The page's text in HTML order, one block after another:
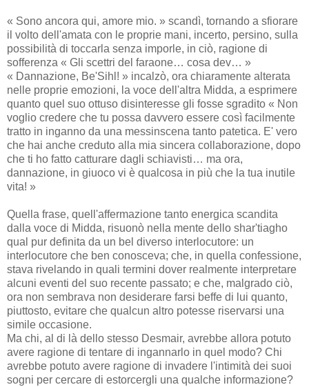
« Sono ancora qui, amore mio. » scandì, tornando a sfiorare
il volto dell'amata con le proprie mani, incerto, persino, sulla
possibilità di toccarla senza imporle, in ciò, ragione di
sofferenza « Gli scettri del faraone… cosa dev… »
« Dannazione, Be'Sihl! » incalzò, ora chiaramente alterata
nelle proprie emozioni, la voce dell'altra Midda, a esprimere
quanto quel suo ottuso disinteresse gli fosse sgradito « Non
voglio credere che tu possa davvero essere così facilmente
tratto in inganno da una messinscena tanto patetica. E' vero
che hai anche creduto alla mia sincera collaborazione, dopo
che ti ho fatto catturare dagli schiavisti… ma ora,
dannazione, in giuoco vi è qualcosa in più che la tua inutile
vita! »
Quella frase, quell'affermazione tanto energica scandita
dalla voce di Midda, risuonò nella mente dello shar'tiagho
qual pur definita da un bel diverso interlocutore: un
interlocutore che ben conosceva; che, in quella confessione,
stava rivelando in quali termini dover realmente interpretare
alcuni eventi del suo recente passato; e che, malgrado ciò,
ora non sembrava non desiderare farsi beffe di lui quanto,
piuttosto, evitare che qualcun altro potesse riservarsi una
simile occasione.
Ma chi, al di là dello stesso Desmair, avrebbe allora potuto
avere ragione di tentare di ingannarlo in quel modo? Chi
avrebbe potuto avere ragione di invadere l'intimità dei suoi
sogni per cercare di estorcergli una qualche informazione?